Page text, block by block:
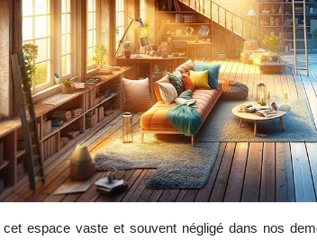
cet espace vaste et souvent négligé dans nos